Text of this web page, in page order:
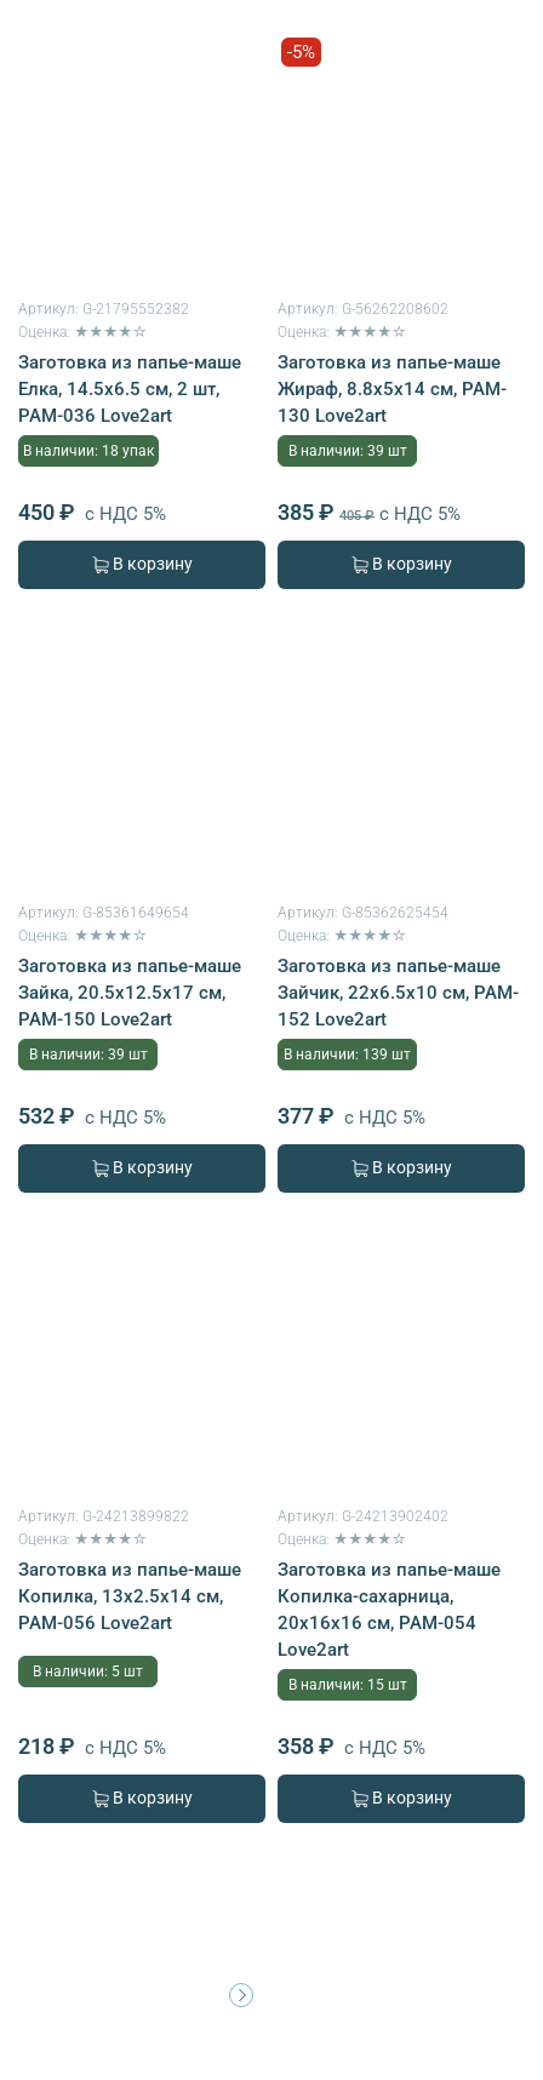
Артикул: G-21795552382
Оценка: ★★★★☆
Заготовка из папье-маше
Елка, 14.5х6.5 см, 2 шт,
PAM-036 Love2art
В наличии: 18 упак
450 ₽ с НДС 5%
В корзину
-5%
Артикул: G-56262208602
Оценка: ★★★★☆
Заготовка из папье-маше
Жираф, 8.8х5х14 см, PAM-
130 Love2art
В наличии: 39 шт
385 ₽ 405 ₽ с НДС 5%
В корзину
Артикул: G-85361649654
Оценка: ★★★★☆
Заготовка из папье-маше
Зайка, 20.5х12.5х17 см,
PAM-150 Love2art
В наличии: 39 шт
532 ₽ с НДС 5%
В корзину
Артикул: G-85362625454
Оценка: ★★★★☆
Заготовка из папье-маше
Зайчик, 22х6.5х10 см, PAM-
152 Love2art
В наличии: 139 шт
377 ₽ с НДС 5%
В корзину
Артикул: G-24213899822
Оценка: ★★★★☆
Заготовка из папье-маше
Копилка, 13х2.5х14 см,
PAM-056 Love2art
В наличии: 5 шт
218 ₽ с НДС 5%
В корзину
Артикул: G-24213902402
Оценка: ★★★★☆
Заготовка из папье-маше
Копилка-сахарница,
20х16х16 см, PAM-054
Love2art
В наличии: 15 шт
358 ₽ с НДС 5%
В корзину